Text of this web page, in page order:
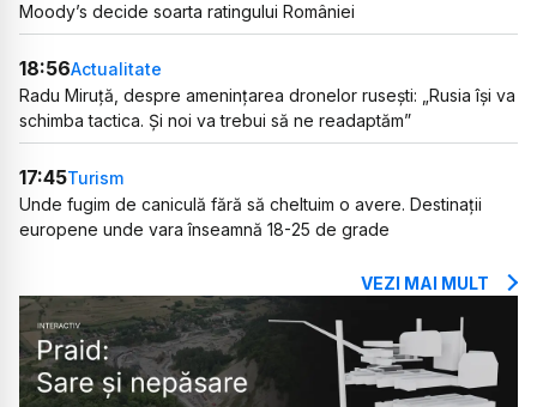
Moody’s decide soarta ratingului României
18:56Actualitate
Radu Miruță, despre amenințarea dronelor rusești: „Rusia își va
schimba tactica. Și noi va trebui să ne readaptăm”
17:45Turism
Unde fugim de caniculă fără să cheltuim o avere. Destinații
europene unde vara înseamnă 18-25 de grade
VEZI MAI MULT